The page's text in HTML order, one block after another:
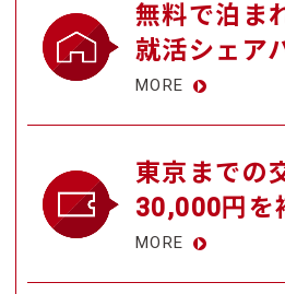
無料で泊ま
就活シェア
MORE
東京までの
30,000円を
MORE